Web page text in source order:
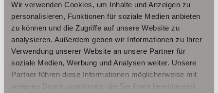
Wir verwenden Cookies, um Inhalte und Anzeigen zu
personalisieren, Funktionen für soziale Medien anbieten
zu können und die Zugriffe auf unsere Website zu
analysieren. Außerdem geben wir Informationen zu Ihrer
Verwendung unserer Website an unsere Partner für
soziale Medien, Werbung und Analysen weiter. Unsere
Partner führen diese Informationen möglicherweise mit
weiteren Daten zusammen, die Sie ihnen bereitgestellt
Erfurt/ Salomonsborn
Erfurt/ Vieselbach
Gotha
Grammetal
Großheringen Gräfenhain/ Ohrdruf
Herbsleben
Ichtershausen Kleinmölsen
Kutzleben / Lützensömmern
Nesse- Apfelstädt / Kornhochheim Nohra Oberhof
Ohrdruf Riethnordhausen Ruhla
Saalfeld/Saale / Remschütz
Steinbach-Hallenberg/ Viernau